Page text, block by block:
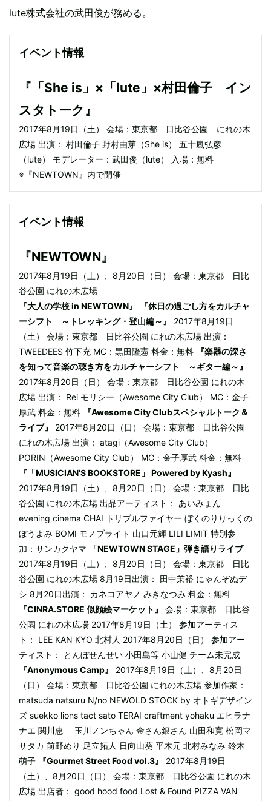
lute株式会社の武田俊が務める。
イベント情報
『「She is」×「lute」×村田倫子 イン
スタトーク』
2017年8月19日（土） 会場：東京都 日比谷公園 にれの木
広場 出演： 村田倫子 野村由芽（She is） 五十嵐弘彦
（lute） モデレーター：武田俊（lute） 入場：無料
※『NEWTOWN』内で開催
イベント情報
『NEWTOWN』
2017年8月19日（土）、8月20日（日） 会場：東京都 日比
谷公園 にれの木広場
『大人の学校 in NEWTOWN』
『休日の過ごし方をカルチャ
ーシフト ～トレッキング・登山編～』
2017年8月19日
（土） 会場：東京都 日比谷公園 にれの木広場 出演：
TWEEDEES 竹下充 MC：黒田隆憲 料金：無料
『楽器の深さ
を知って音楽の聴き方をカルチャーシフト ～ギター編～』
2017年8月20日（日） 会場：東京都 日比谷公園 にれの木
広場 出演： Rei モリシー（Awesome City Club） MC：金子
厚武 料金：無料
『Awesome City Clubスペシャルトーク＆
ライブ』
2017年8月20日（日） 会場：東京都 日比谷公園
にれの木広場 出演： atagi（Awesome City Club）
PORIN（Awesome City Club） MC：金子厚武 料金：無料
『「MUSICIAN'S BOOKSTORE」 Powered by Kyash』
2017年8月19日（土）、8月20日（日） 会場：東京都 日比
谷公園 にれの木広場 出品アーティスト： あいみょん
evening cinema CHAI トリプルファイヤー ぼくのりりっくの
ぼうよみ BOMI モノブライト 山口元輝 LILI LIMIT 特別参
加：サンカクヤマ
「NEWTOWN STAGE」弾き語りライブ
2017年8月19日（土）、8月20日（日） 会場：東京都 日比
谷公園 にれの木広場 8月19日出演： 田中茉裕 にゃんぞぬデ
シ 8月20日出演： カネコアヤノ みきなつみ 料金：無料
『CINRA.STORE 似顔絵マーケット』
会場：東京都 日比谷
公園 にれの木広場 2017年8月19日（土） 参加アーティス
ト： LEE KAN KYO 北村人 2017年8月20日（日） 参加アー
ティスト： とんぼせんせい 小田島等 小山健 チーム未完成
『Anonymous Camp』
2017年8月19日（土）、8月20日
（日） 会場：東京都 日比谷公園 にれの木広場 参加作家：
matsuda natsuru N/no NEWOLD STOCK by オトギデザイン
ズ suekko lions tact sato TERAI craftment yohaku エヒラナ
ナエ 関川恵 玉川ノンちゃん 金さん銀さん 山田和寛 松岡マ
サタカ 前野めり 足立拓人 日向山葵 平木元 北村みなみ 鈴木
萌子
『Gourmet Street Food vol.3』
2017年8月19日
（土）、8月20日（日） 会場：東京都 日比谷公園 にれの木
広場 出店者： good hood food Lost & Found PIZZA VAN